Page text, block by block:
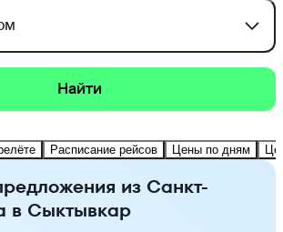
Найти
Расписание рейсов Цены по дням
из Санкт-
в Сыктывкар